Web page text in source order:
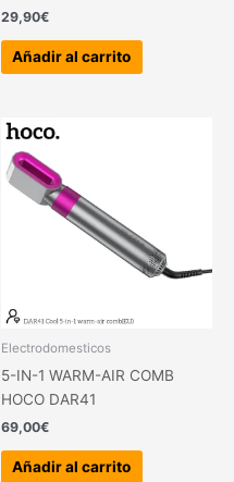
29,90€
Añadir al carrito
Electrodomesticos
5-IN-1 WARM-AIR COMB
HOCO DAR41
69,00€
Añadir al carrito